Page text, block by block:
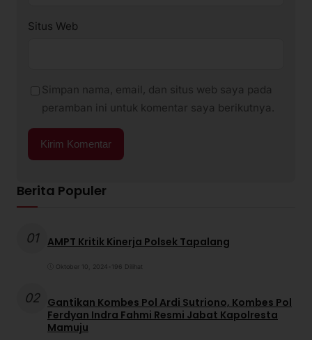
Situs Web
Simpan nama, email, dan situs web saya pada
peramban ini untuk komentar saya berikutnya.
Berita Populer
01 AMPT Kritik Kinerja Polsek Tapalang
Oktober 10, 2024 196 Dilihat
02 Gantikan Kombes Pol Ardi Sutriono, Kombes Pol
Ferdyan Indra Fahmi Resmi Jabat Kapolresta
Mamuju